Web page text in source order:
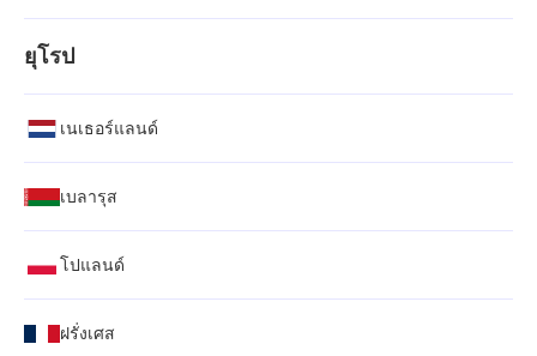
ยุโรป
เนเธอร์แลนด์
เบลารุส
โปแลนด์
ฝรั่งเศส